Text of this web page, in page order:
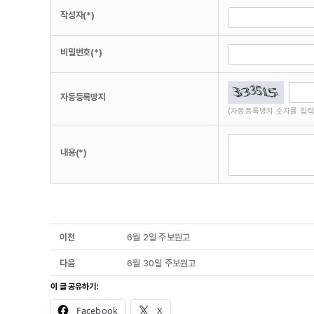
작성자(*)
비밀번호(*)
자동등록방지
(자동등록방지 숫자를 입
내용(*)
이전 6월 2일 주보원고
다음 6월 30일 주보원고
이 글 공유하기:
Facebook X